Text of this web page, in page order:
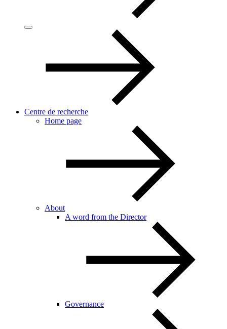
Centre de recherche
Home page
About
A word from the Director
Governance